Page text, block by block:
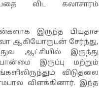
விட கலாசாரம்
இருந்த பியதாச
ஆகியோருடன் சேர்ந்து,
ஆட்சியில் இருந்து
இருப்பு மற்றும்
விடுதலை
விளக்கினார். இந்த